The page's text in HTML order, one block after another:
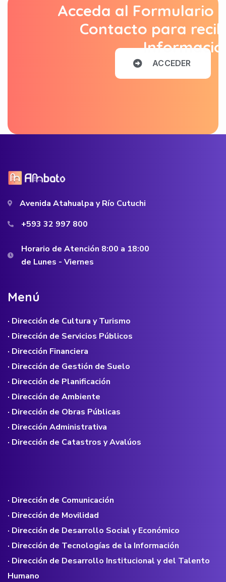
Acceda al Formulario
Contacto para
ACCEDER
Avenida Atahualpa y Río Cutuchi
+593 32 997 800
Horario de Atención 8:00 a 18:00
de Lunes - Viernes
Menú
· Dirección de Cultura y Turismo
· Dirección de Servicios Públicos
· Dirección Financiera
· Dirección de Gestión de Suelo
· Dirección de Planificación
· Dirección de Ambiente
· Dirección de Obras Públicas
· Dirección Administrativa
· Dirección de Catastros y Avalúos
· Dirección de Comunicación
· Dirección de Movilidad
· Dirección de Desarrollo Social y Económico
· Dirección de Tecnologías de la Información
· Dirección de Desarrollo Institucional y del Talento
Humano